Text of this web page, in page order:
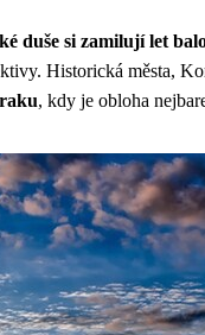
duše si zamilují let
Historická města,
, kdy je obloha